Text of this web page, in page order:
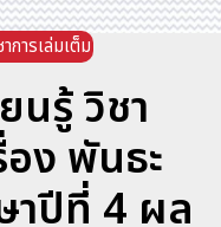
การเล่มเต็ม
นรู้ วิชา
ง พันธะ
าปีที่ 4 ผล